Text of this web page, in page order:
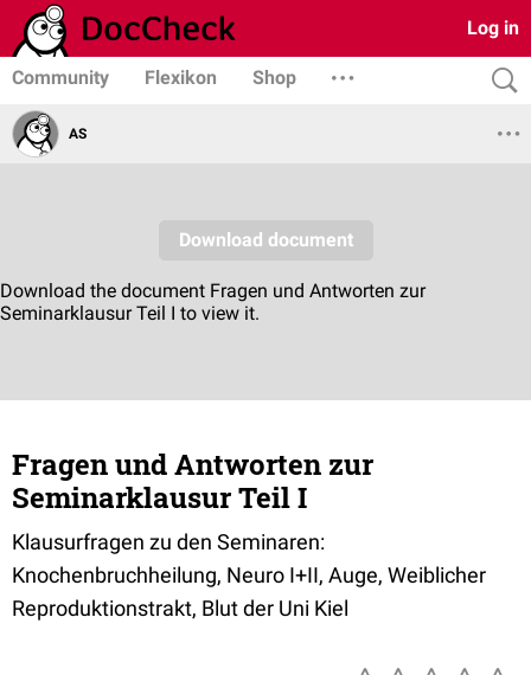
Log in
Community Flexikon Shop
AS
Fragen und Antworten zur
Seminarklausur Teil I
Klausurfragen zu den Seminaren:
Knochenbruchheilung, Neuro I+II, Auge, Weiblicher
Reproduktionstrakt, Blut der Uni Kiel